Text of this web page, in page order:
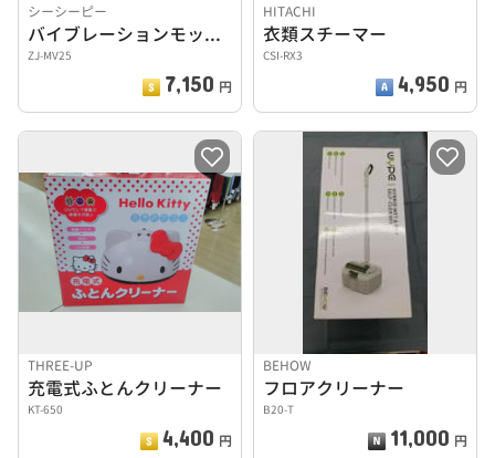
シーシーピー
バイブレーションモップクリーナー
ZJ-MV25
7,150 円
HITACHI
衣類スチーマー
CSI-RX3
4,950 円
THREE-UP
充電式ふとんクリーナー
KT-650
4,400 円
BEHOW
フロアクリーナー
B20-T
11,000 円